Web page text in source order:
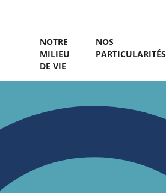
NOTRE
MILIEU
DE VIE
NOS
PARTICULARITÉS